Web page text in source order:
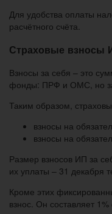
Для удобства оплаты
расчётного счёта.
Страховые взносы
Взносы за себя – это
фонды: ПРФ и ОМС, но
Таким образом,
взносы на
взносы на
Размер взносов ИП за
их уплаты – 31 декабря
Кроме этих
взнос. Он составляет